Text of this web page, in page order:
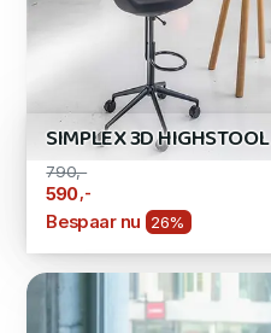
SIMPLEX 3D HIGHSTOOL
790,-
590 ,-
Bespaar nu 26%